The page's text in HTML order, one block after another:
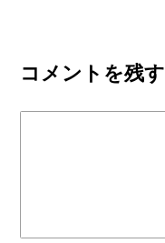
コメントを残す